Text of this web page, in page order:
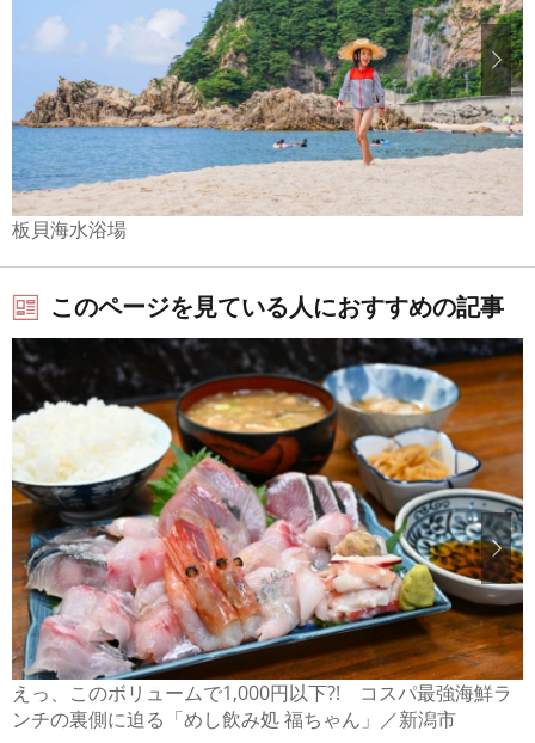
板貝海水浴場
このページを見ている人におすすめの記事
えっ、このボリュームで1,000円以下?! コスパ最強海鮮ラ
ンチの裏側に迫る「めし飲み処 福ちゃん」／新潟市